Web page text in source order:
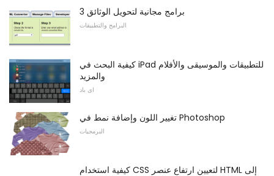
3 برامج مجانية لتحويل الوثائق
البرامج والتطبيقات
كيفية البحث في iPad للتطبيقات والموسيقى والأفلام
والمزيد
اى باد
تغيير اللون وإضافة نمط في Photoshop
البرمجيات
كيفية استخدام CSS لتعيين ارتفاع عنصر HTML إلى